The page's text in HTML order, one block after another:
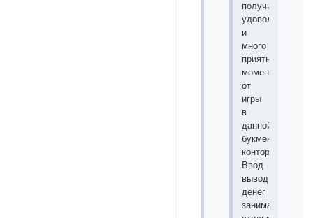
получите
удовольствие
и
много
приятных
моментов
от
игры
в
данной
букмекерской
конторе.
Ввод
вывод
денег
занимает